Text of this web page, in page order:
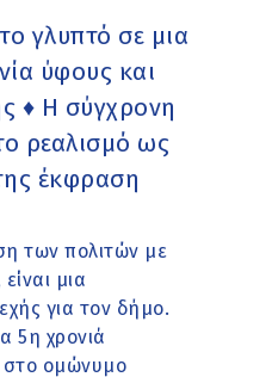
γλυπτό σε μια
ύφους και
♦ Η σύγχρονη
ρεαλισμό ως
έκφραση
των πολιτών με
μια
για τον δήμο.
5η χρονιά
στο ομώνυμο